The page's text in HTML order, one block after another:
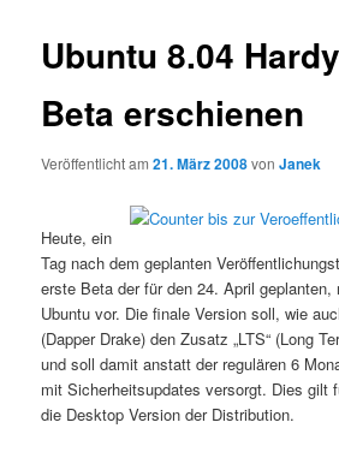
Ubuntu 8.04
Beta erschienen
Veröffentlicht am21. März 2008vonJanek
Heute, ein
Tag nach dem geplanten
erste Beta der für den 24. April geplanten,
Ubuntu vor. Die finale Version soll, wie
(Dapper Drake) den Zusatz „LTS“ (Long
und soll damit anstatt der regulären 6
mit Sicherheitsupdates versorgt. Dies gilt
die Desktop Version der Distribution.